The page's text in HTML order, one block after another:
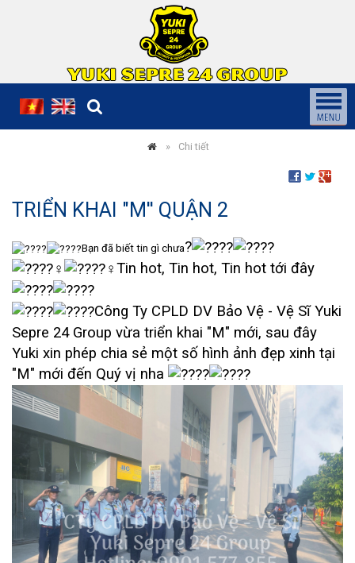
Chi tiết
TRIỂN KHAI "M'' QUẬN 2
Bạn đã biết tin gì chưa?
Tin hot, Tin hot, Tin hot tới đây
Công Ty CPLD DV Bảo Vệ - Vệ Sĩ Yuki
Sepre 24 Group vừa triển khai "M" mới, sau đây
Yuki xin phép chia sẻ một số hình ảnh đẹp xinh tại
"M" mới đến Quý vị nha